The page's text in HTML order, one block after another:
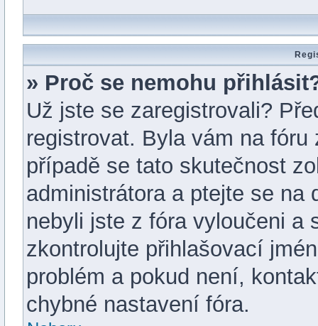
» Proč se nemohu
Už jste se zaregistrovali?
registrovat. Byla vám na
případě se tato skutečnost
administrátora a ptejte se na
nebyli jste z fóra vyloučeni a
zkontrolujte přihlašovací
problém a pokud není,
chybné nastavení fóra.